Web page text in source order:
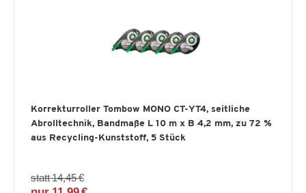
Korrekturroller Tombow MONO CT-YT4, seitliche
Abrolltechnik, Bandmaße L 10 m x B 4,2 mm, zu 72 %
aus Recycling-Kunststoff, 5 Stück
statt 14,45 €